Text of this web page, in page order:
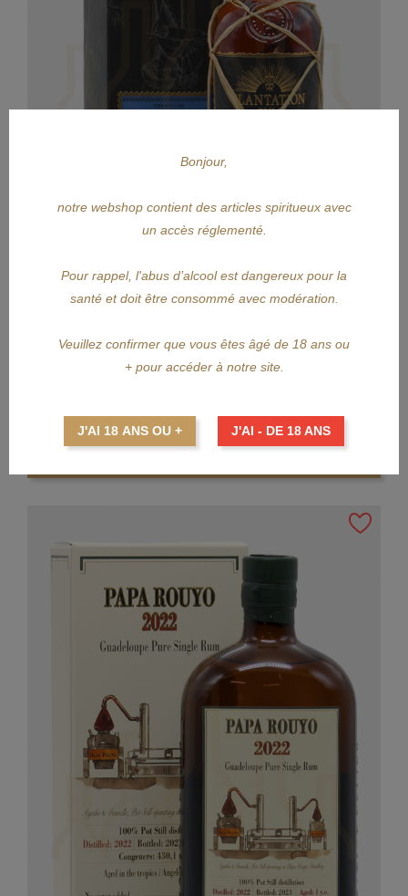
APERÇU RAPIDE
PLANTATION SC Guyana 2008/2023
AJOUTER AU PANIER
Bonjour,
notre webshop contient des articles spiritueux avec
un accès réglementé.
Pour rappel, l'abus d’alcool est dangereux pour la
santé et doit être consommé avec modération.
Veuillez confirmer que vous êtes âgé de 18 ans ou
+ pour accéder à notre site.
J'AI 18 ANS OU + J'AI - DE 18 ANS